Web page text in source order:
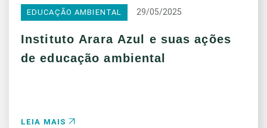
EDUCAÇÃO AMBIENTAL 29/05/2025
Instituto Arara Azul e suas ações
de educação ambiental
LEIA MAIS